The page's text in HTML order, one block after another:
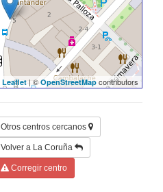
Leaflet| © OpenStreetMap contributors
Otros centros cercanos
Volver a La Coruña
Corregir centro